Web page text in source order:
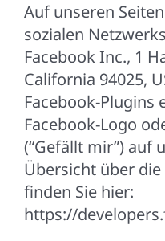
Auf unseren
sozialen
Facebook Inc., 1
California 94025,
Facebook-Plugins
Facebook-Logo
(“Gefällt mir”) auf
Übersicht über
finden Sie hier:
https://